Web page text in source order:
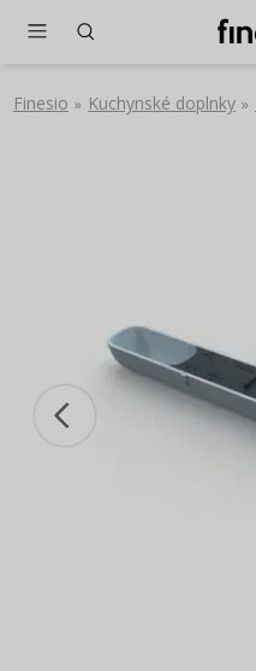
Finesio » Kuchynské doplnky »